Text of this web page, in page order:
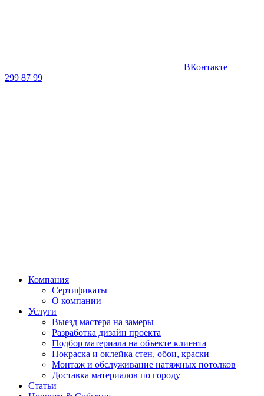
ВКонтакте
299 87 99
Компания
Сертификаты
О компании
Услуги
Выезд мастера на замеры
Разработка дизайн проекта
Подбор материала на объекте клиента
Покраска и оклейка стен, обои, краски
Монтаж и обслуживание натяжных потолков
Доставка материалов по городу
Статьи